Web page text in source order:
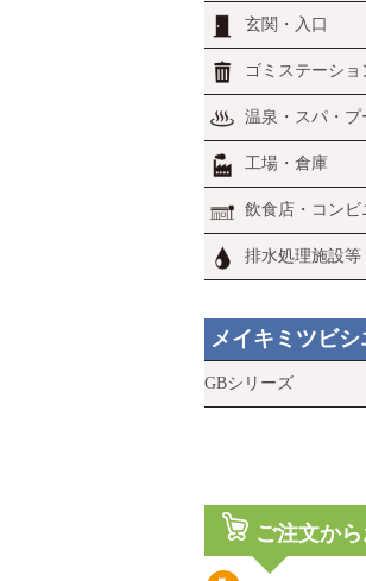
玄関・入口
ゴミステーショ
温泉・スパ・プ
工場・倉庫
飲食店・コンビ
排水処理施設等
メイキミツビ
GBシリーズ
ご注文か